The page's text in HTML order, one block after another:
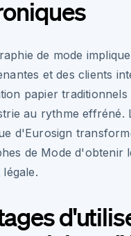
de mode
et des clients
papier
au rythme effréné.
d'Eurosign
de Mode d'obtenir